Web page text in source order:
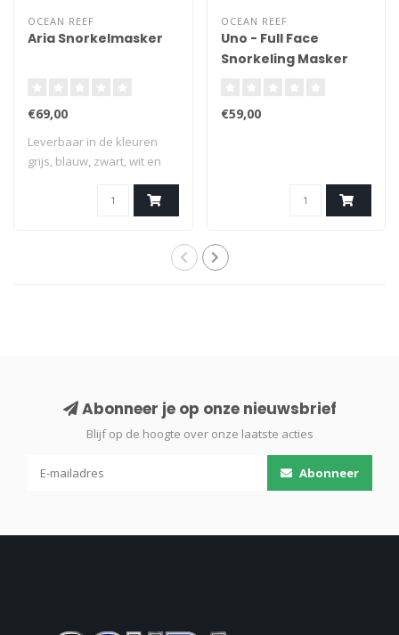
OCEAN REEF
Aria Snorkelmasker
€69,00
Leverbaar in de kleuren
grijs, blauw, zwart, wit en
OCEAN REEF
Uno - Full Face
Snorkeling Masker
€59,00
Abonneer je op onze nieuwsbrief
Blijf op de hoogte over onze laatste acties
Abonneer